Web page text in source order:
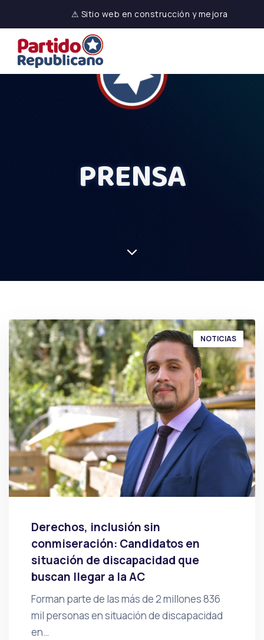
⚠ Sitio web en construcción y mejora
PRENSA
NOTICIAS
Derechos, inclusión sin
conmiseración: Candidatos en
situación de discapacidad que
buscan llegar a la AC
Forman parte de las más de 2 millones 836
mil personas en situación de discapacidad
en…